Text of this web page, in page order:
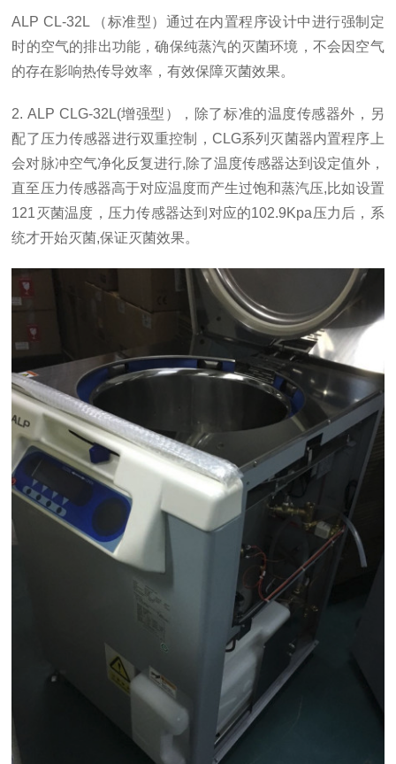
ALP CL-32L （标准型）通过在内置程序设计中进行强制定
时的空气的排出功能，确保纯蒸汽的灭菌环境，不会因空气
的存在影响热传导效率，有效保障灭菌效果。
2. ALP CLG-32L(增强型），除了标准的温度传感器外，另
配了压力传感器进行双重控制，CLG系列灭菌器内置程序上
会对脉冲空气净化反复进行,除了温度传感器达到设定值外，
直至压力传感器高于对应温度而产生过饱和蒸汽压,比如设置
121灭菌温度，压力传感器达到对应的102.9Kpa压力后，系
统才开始灭菌,保证灭菌效果。